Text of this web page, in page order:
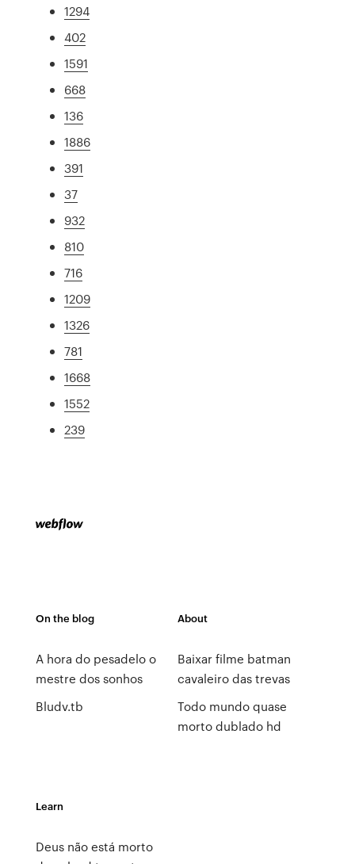
1294
402
1591
668
136
1886
391
37
932
810
716
1209
1326
781
1668
1552
239
On the blog
A hora do pesadelo o
mestre dos sonhos
Bludv.tb
About
Baixar filme batman
cavaleiro das trevas
Todo mundo quase
morto dublado hd
Learn
Deus não está morto